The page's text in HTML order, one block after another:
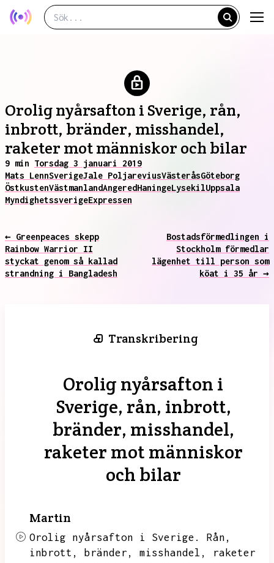
Orolig nyårsafton i Sverige, rån,
inbrott, bränder, misshandel,
raketer mot människor och bilar
9 min Torsdag 3 januari 2019
Mats LennSverigeJale PoljareviusVästeråsGöteborg
ÖstkustenVästmanlandAngeredHaningeLysekilUppsala
MyndighetssverigeExpressen
← Greenpeaces skepp
Rainbow Warrior II
styckat genom så kallad
strandning i Bangladesh
Bostadsförmedlingen i
Stockholm förmedlar
lägenhet till person som
köat i 35 år →
Transkribering
Orolig nyårsafton i
Sverige, rån, inbrott,
bränder, misshandel,
raketer mot människor
och bilar
Martin
Orolig nyårsafton i Sverige.
Rån,
inbrott,
bränder, misshandel,
raketer